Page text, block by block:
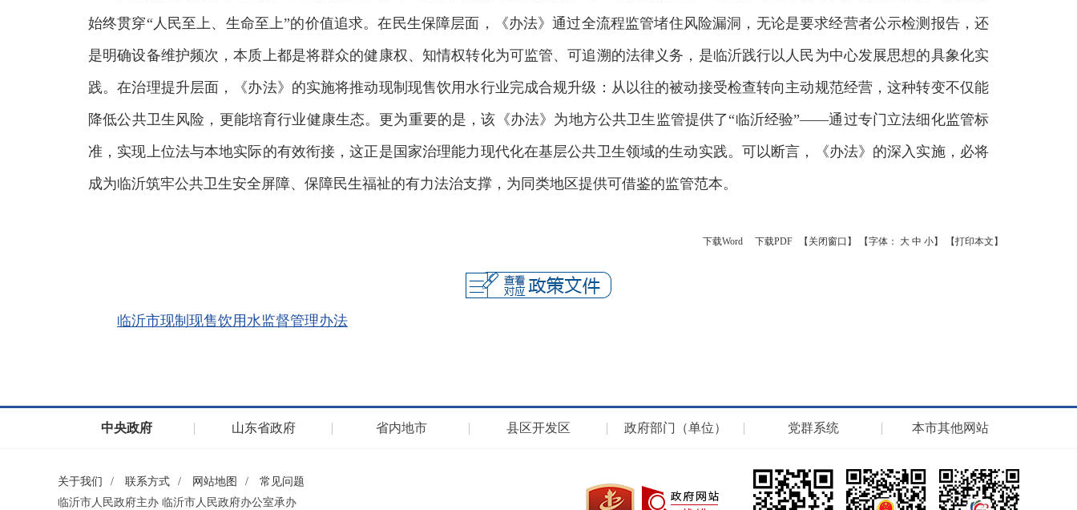
始终贯穿“人民至上、生命至上”的价值追求。在民生保障层面，《办法》通过全流程监管堵住风险漏洞，无论是要求经营者公示检测报告，还
是明确设备维护频次，本质上都是将群众的健康权、知情权转化为可监管、可追溯的法律义务，是临沂践行以人民为中心发展思想的具象化实
践。在治理提升层面，《办法》的实施将推动现制现售饮用水行业完成合规升级：从以往的被动接受检查转向主动规范经营，这种转变不仅能
降低公共卫生风险，更能培育行业健康生态。更为重要的是，该《办法》为地方公共卫生监管提供了“临沂经验”——通过专门立法细化监管标
准，实现上位法与本地实际的有效衔接，这正是国家治理能力现代化在基层公共卫生领域的生动实践。可以断言，《办法》的深入实施，必将
成为临沂筑牢公共卫生安全屏障、保障民生福祉的有力法治支撑，为同类地区提供可借鉴的监管范本。
下载Word 下载PDF 【关闭窗口】 【字体： 大 中 小】 【打印本文】
临沂市现制现售饮用水监督管理办法
中央政府 山东省政府 省内地市 县区开发区 政府部门（单位） 党群系统 本市其他网站
关于我们 / 联系方式 / 网站地图 /
常见问题
临沂市人民政府主办 临沂市人民政府办公室承办